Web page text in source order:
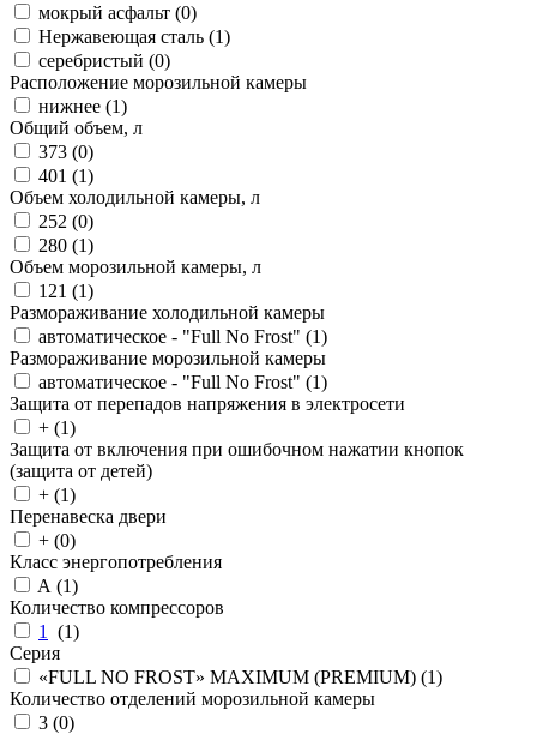
мокрый асфальт (0)
Нержавеющая сталь (1)
серебристый (0)
Расположение морозильной камеры
нижнее (1)
Общий объем, л
373 (0)
401 (1)
Объем холодильной камеры, л
252 (0)
280 (1)
Объем морозильной камеры, л
121 (1)
Размораживание холодильной камеры
автоматическое - "Full No Frost" (1)
Размораживание морозильной камеры
автоматическое - "Full No Frost" (1)
Защита от перепадов напряжения в электросети
+ (1)
Защита от включения при ошибочном нажатии кнопок
(защита от детей)
+ (1)
Перенавеска двери
+ (0)
Класс энергопотребления
A (1)
Количество компрессоров
1
(1)
Серия
«FULL NO FROST» MAXIMUM (PREMIUM) (1)
Количество отделений морозильной камеры
3 (0)